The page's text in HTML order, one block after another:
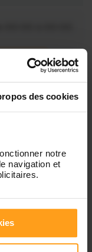
des cookies
notre
navigation et
00:00 à 00:30
00:00 à 00:00
00:00 à 00:00
00:00 à 00:00
?